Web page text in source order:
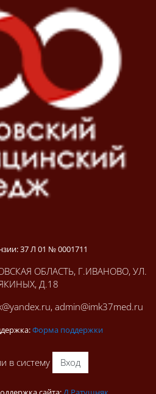
37 Л 01 № 0001711
ОБЛАСТЬ, Г.ИВАНОВО, УЛ.
Д.18
admin@imk37med.ru
Форма поддержки
в систему Вход